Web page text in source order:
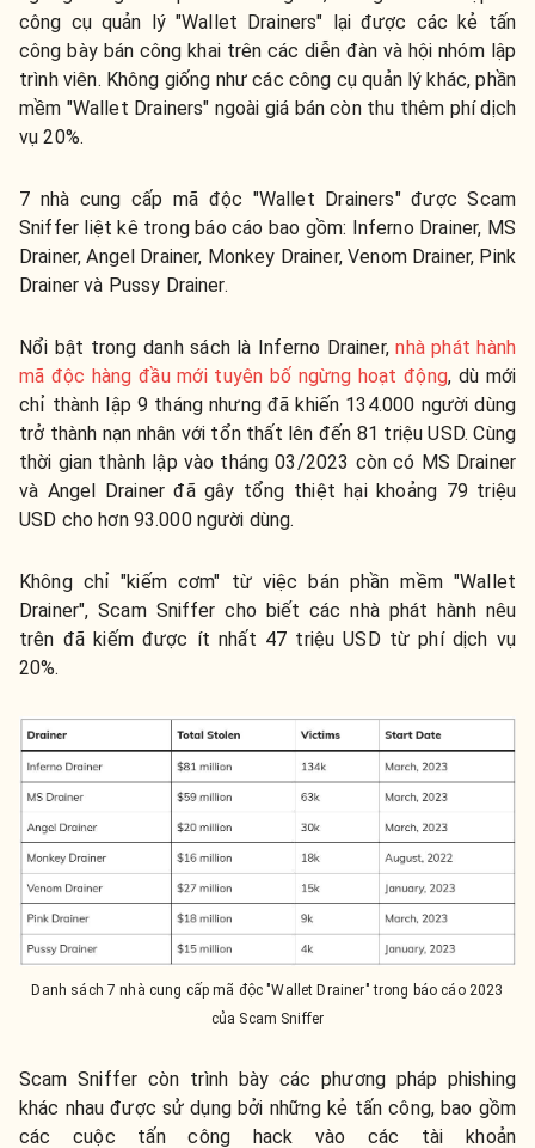
công cụ quản lý "Wallet Drainers" lại được các kẻ tấn
công bày bán công khai trên các diễn đàn và hội nhóm lập
trình viên. Không giống như các công cụ quản lý khác, phần
mềm "Wallet Drainers" ngoài giá bán còn thu thêm phí dịch
vụ 20%.
7 nhà cung cấp mã độc "Wallet Drainers" được Scam
Sniffer liệt kê trong báo cáo bao gồm: Inferno Drainer, MS
Drainer, Angel Drainer, Monkey Drainer, Venom Drainer, Pink
Drainer và Pussy Drainer.
Nổi bật trong danh sách là Inferno Drainer,nhà phát hành
mã độc hàng đầu mới tuyên bố ngừng hoạt động, dù mới
chỉ thành lập 9 tháng nhưng đã khiến 134.000 người dùng
trở thành nạn nhân với tổn thất lên đến 81 triệu USD.Cùng
thời gian thành lập vào tháng 03/2023 còn có MS Drainer
và Angel Drainer đã gây tổng thiệt hại khoảng 79 triệu
USD cho hơn 93.000 người dùng.
Không chỉ "kiếm cơm" từ việc bán phần mềm "Wallet
Drainer", Scam Sniffer cho biết các nhà phát hành nêu
trên đã kiếm được ít nhất 47 triệu USD từ phí dịch vụ
20%.
Danh sách 7 nhà cung cấp mã độc "Wallet Drainer" trong báo cáo 2023
của Scam Sniffer
Scam Sniffer còn trình bày các phương pháp phishing
khác nhau được sử dụng bởi những kẻ tấn công, bao gồm
các cuộc tấn công hack vào các tài khoản